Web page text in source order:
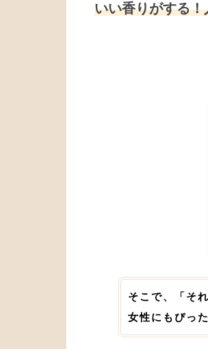
いい香りがする
そこで、「そ
女性にもぴっ